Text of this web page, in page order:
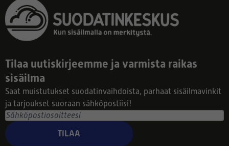
Tilaa uutiskirjeemme ja varmista raikas
sisäilma
Saat muistutukset suodatinvaihdoista, parhaat sisäilmavinkit
ja tarjoukset suoraan sähköpostiisi!
TILAA